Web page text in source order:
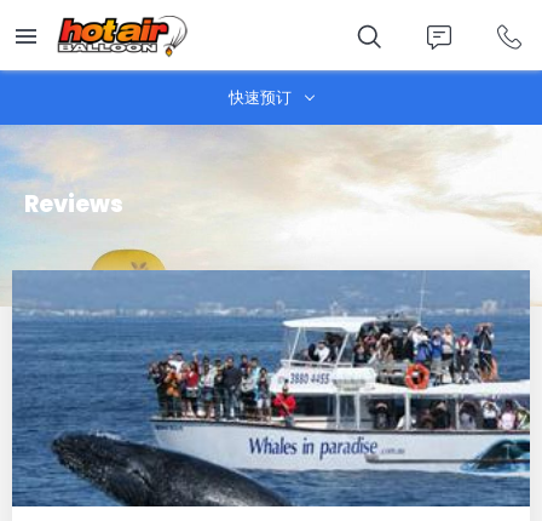
main
content
快速预订
Reviews